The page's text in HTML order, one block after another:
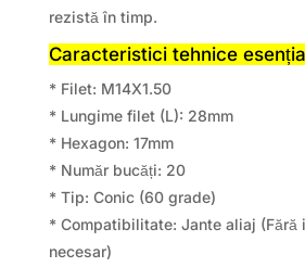
rezistă în timp.
Caracteristici tehnice
* Filet: M14X1.50
* Lungime filet (L): 28mm
* Hexagon: 17mm
* Număr bucăți: 20
* Tip: Conic (60 grade)
* Compatibilitate: Jante aliaj (Fără
necesar)